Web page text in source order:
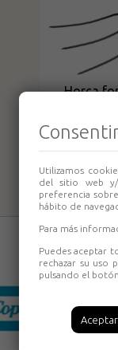
Horca
Utilizamos
del sitio web
preferencia
hábito de
Para más
Puedes aceptar
rechazar su uso
pulsando el
Aceptar